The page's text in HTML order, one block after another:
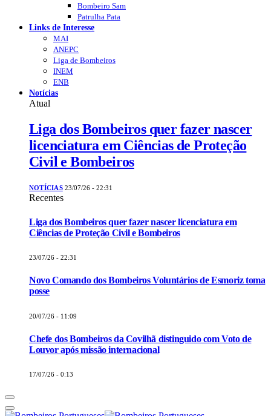
Bombeiro Sam
Patrulha Pata
Links de Interesse
MAI
ANEPC
Liga de Bombeiros
INEM
ENB
Notícias
Atual
Liga dos Bombeiros quer fazer nascer
licenciatura em Ciências de Proteção
Civil e Bombeiros
NOTÍCIAS 23/07/26 - 22:31
Recentes
Liga dos Bombeiros quer fazer nascer licenciatura em
Ciências de Proteção Civil e Bombeiros
23/07/26 - 22:31
Novo Comando dos Bombeiros Voluntários de Esmoriz toma
posse
20/07/26 - 11:09
Chefe dos Bombeiros da Covilhã distinguido com Voto de
Louvor após missão internacional
17/07/26 - 0:13